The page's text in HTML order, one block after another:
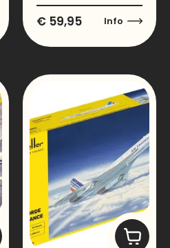
€ 59,95 Info